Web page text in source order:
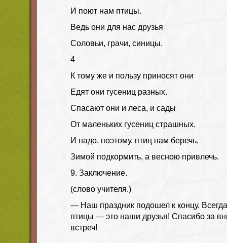
И поют нам птицы.
Ведь они для нас друзья
Соловьи, грачи, синицы.
4
К тому же и пользу приносят они
Едят они гусениц разных.
Спасают они и леса, и сады
От маленьких гусениц страшных.
И надо, поэтому, птиц нам беречь,
Зимой подкормить, а весною привлечь.
9. Заключение.
(слово учителя.)
— Наш праздник подошел к концу.
птицы — это наши друзья! Спасибо за
встреч!